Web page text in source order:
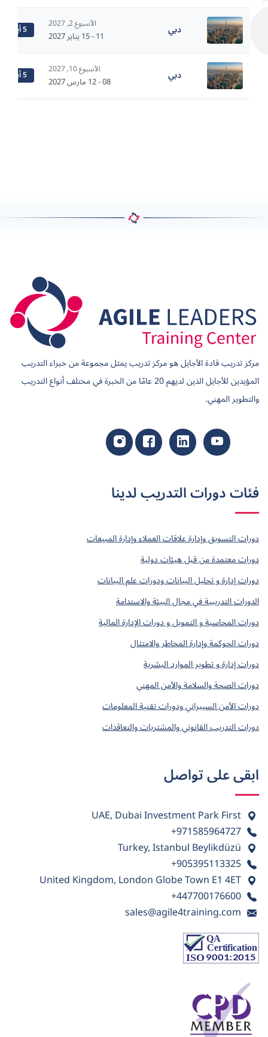
دبي الأسبوع 2, 2027
11 - 15 يناير 2027 5 أيام
دبي الأسبوع 10, 2027
08 - 12 مارس 2027 5 أيام
مركز تدريب قادة الأجايل هو مركز تدريب يمثل مجموعة من خبراء التدريب
المؤيدين للأجايل الذين لديهم 20 عامًا من الخبرة في مختلف أنواع التدريب
والتطوير المهني.
فئات دورات التدريب لدينا
دورات التسويق وإدارة علاقات العملاء وإدارة المبيعات
دورات معتمدة من قبل هيئات دولية
دورات إدارة و تحليل البيانات ودورات علم البيانات
الدورات التدريبية في مجال البيئة والاستدامة
دورات المحاسبة و التمويل و دورات الإدارة المالية
دورات الحوكمة وإدارة المخاطر والامتثال
دورات إدارة و تطوير الموارد البشرية
دورات الصحة والسلامة والأمن المهني
دورات الأمن السيبراني ودورات تقنية المعلومات
دورات التدريب القانوني والمشتريات والتعاقدات
ابقى على تواصل
UAE, Dubai Investment Park First
+971585964727
Turkey, Istanbul Beylikdüzü
+905395113325
United Kingdom, London Globe Town E1 4ET
+447700176600
sales@agile4training.com